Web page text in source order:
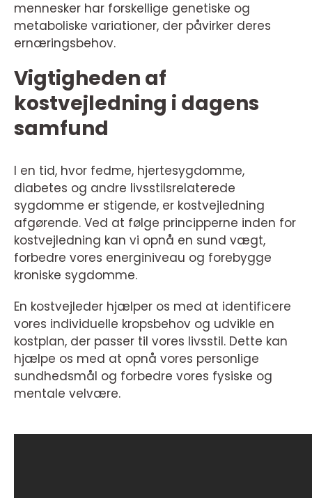
mennesker har forskellige genetiske og
metaboliske variationer, der påvirker deres
ernæringsbehov.
Vigtigheden af
kostvejledning i dagens
samfund
I en tid, hvor fedme, hjertesygdomme,
diabetes og andre livsstilsrelaterede
sygdomme er stigende, er kostvejledning
afgørende. Ved at følge principperne inden for
kostvejledning kan vi opnå en sund vægt,
forbedre vores energiniveau og forebygge
kroniske sygdomme.
En kostvejleder hjælper os med at identificere
vores individuelle kropsbehov og udvikle en
kostplan, der passer til vores livsstil. Dette kan
hjælpe os med at opnå vores personlige
sundhedsmål og forbedre vores fysiske og
mentale velvære.